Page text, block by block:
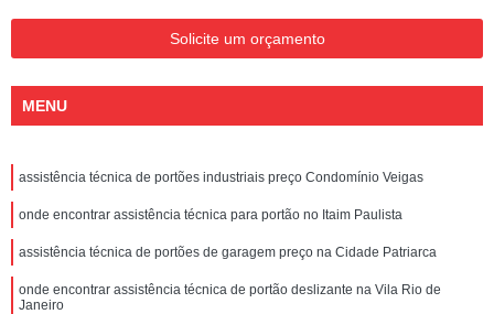
Solicite um orçamento
MENU
assistência técnica de portões industriais preço Condomínio Veigas
onde encontrar assistência técnica para portão no Itaim Paulista
assistência técnica de portões de garagem preço na Cidade Patriarca
onde encontrar assistência técnica de portão deslizante na Vila Rio de
Janeiro